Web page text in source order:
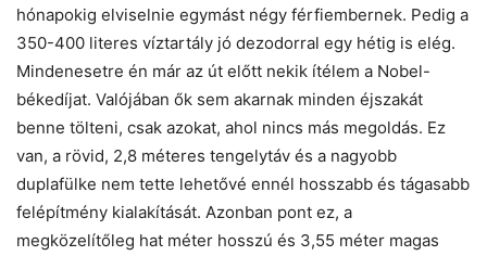
hónapokig elviselnie egymást négy férfiembernek. Pedig a
350-400 literes víztartály jó dezodorral egy hétig is elég.
Mindenesetre én már az út előtt nekik ítélem a Nobel-
békedíjat. Valójában ők sem akarnak minden éjszakát
benne tölteni, csak azokat, ahol nincs más megoldás. Ez
van, a rövid, 2,8 méteres tengelytáv és a nagyobb
duplafülke nem tette lehetővé ennél hosszabb és tágasabb
felépítmény kialakítását. Azonban pont ez, a
megközelítőleg hat méter hosszú és 3,55 méter magas